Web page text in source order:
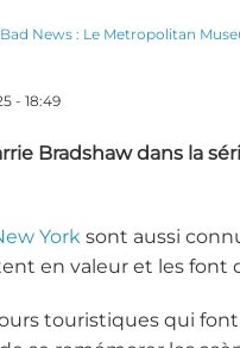
Bad News : Le Metropolitan
- 18:49
Bradshaw dans la
York sont aussi
en valeur et les font
touristiques qui